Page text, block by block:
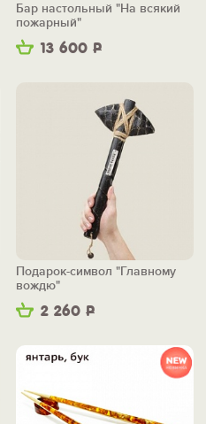
13 600 Р
Бар настольный "На всякий
пожарный"
2 260 Р
Подарок-символ "Главному
вождю"